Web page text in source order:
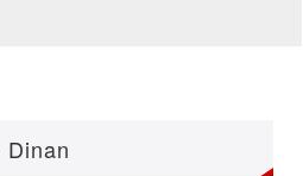
Dinan